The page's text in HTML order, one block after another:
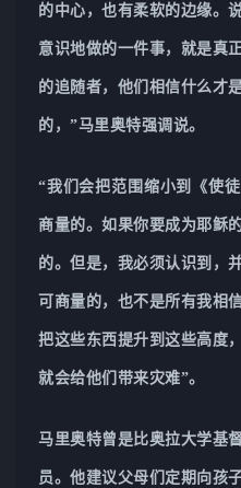
的中心，也有柔软的边缘。
意识地做的一件事，就是真
的追随者，他们相信什么才
的，”马里奥特强调说。
“我们会把范围缩小到《使
商量的。如果你要成为耶稣
的。但是，我必须认识到，
可商量的，也不是所有我相
把这些东西提升到这些高度
就会给他们带来灾难”。
马里奥特曾是比奥拉大学基
员。他建议父母们定期向孩